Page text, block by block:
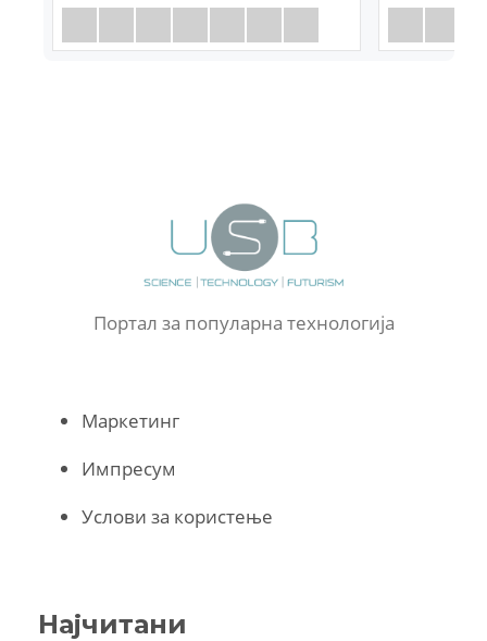
Портал за популарна технологија
Маркетинг
Импресум
Услови за користење
Најчитани